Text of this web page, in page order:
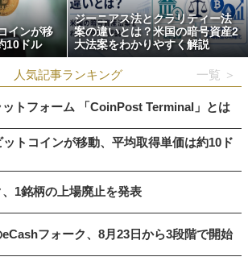
インが移
10ドル
ジーニアス法とクラリティー法
案の違いとは？米国の暗号資産2
大法案をわかりやすく解説
人気記事ランキング 一覧 ＞
トフォーム 「CoinPost Terminal」とは
トコインが移動、平均取得単価は約10ド
1銘柄の上場廃止を発表
フォーク、8月23日から3段階で開始